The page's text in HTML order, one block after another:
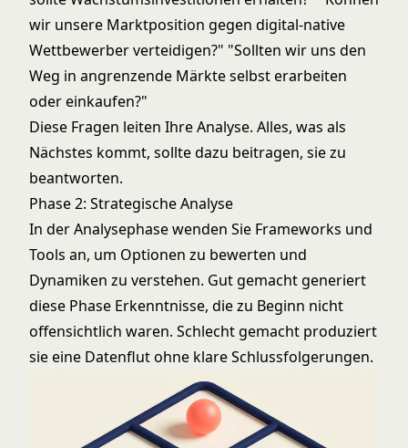
wir unsere Marktposition gegen digital-native
Wettbewerber verteidigen?" "Sollten wir uns den
Weg in angrenzende Märkte selbst erarbeiten
oder einkaufen?"
Diese Fragen leiten Ihre Analyse. Alles, was als
Nächstes kommt, sollte dazu beitragen, sie zu
beantworten.
Phase 2: Strategische Analyse
In der Analysephase wenden Sie Frameworks und
Tools an, um Optionen zu bewerten und
Dynamiken zu verstehen. Gut gemacht generiert
diese Phase Erkenntnisse, die zu Beginn nicht
offensichtlich waren. Schlecht gemacht produziert
sie eine Datenflut ohne klare Schlussfolgerungen.